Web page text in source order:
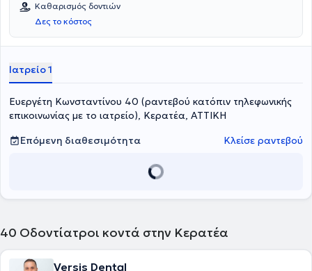
Καθαρισμός δοντιών
Δες το κόστος
Ιατρείο 1
Ευεργέτη Κωνσταντίνου 40 (ραντεβού κατόπιν τηλεφωνικής
επικοινωνίας με το ιατρείο), Κερατέα, ΑΤΤΙΚΗ
Επόμενη διαθεσιμότητα
Κλείσε ραντεβού
40 Οδοντίατροι κοντά στην Κερατέα
Versis Dental